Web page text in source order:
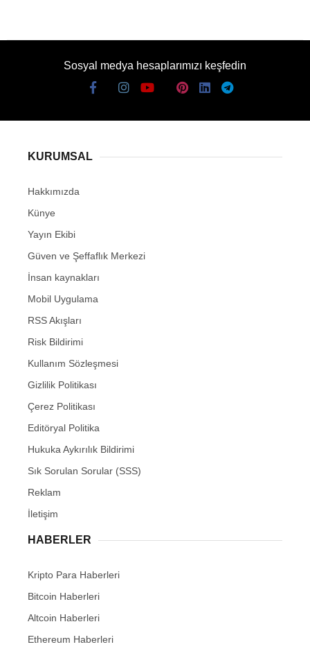
Sosyal medya hesaplarımızı keşfedin
KURUMSAL
Hakkımızda
Künye
Yayın Ekibi
Güven ve Şeffaflık Merkezi
İnsan kaynakları
Mobil Uygulama
RSS Akışları
Risk Bildirimi
Kullanım Sözleşmesi
Gizlilik Politikası
Çerez Politikası
Editöryal Politika
Hukuka Aykırılık Bildirimi
Sık Sorulan Sorular (SSS)
Reklam
İletişim
HABERLER
Kripto Para Haberleri
Bitcoin Haberleri
Altcoin Haberleri
Ethereum Haberleri